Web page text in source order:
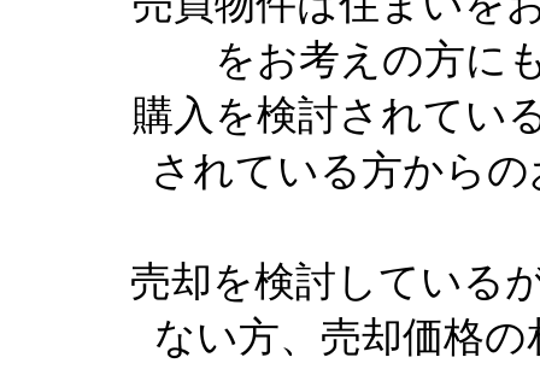
をお考えの方に
購入を検討されてい
されている方から
売却を検討している
ない方、売却価格